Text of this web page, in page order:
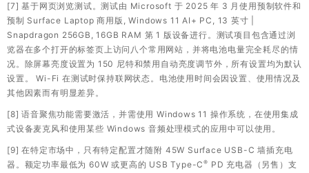
[7] 基于网页浏览测试。测试由 Microsoft 于 2025 年 3 月使用预制软件和
预制 Surface Laptop 商用版, Windows 11 AI+ PC, 13 英寸 |
Snapdragon 256GB, 16GB RAM 第 1 版设备进行。测试项目包含通过浏
览器在多个打开的标签页上访问八个常用网站，并将电池电量完全耗尽的情
况。除屏幕亮度设置为 150 尼特和禁用自动亮度调节外，所有设置均为默认
设置。 Wi-Fi 在测试时保持联网状态。电池使用时间会因设置、使用情况及
其他因素而有明显差异。
[8] 语音聚焦功能需要激活，并需使用 Windows 11 操作系统，在使用集成
式设备麦克风和使用某些 Windows 音频处理模式的应用中可以使用。
[9] 在特定市场中，只有特定配置才随附 45W Surface USB-C 墙插充电
器。额定功率最低为 60W 或更高的 USB Type-C® PD 充电器（另售）支